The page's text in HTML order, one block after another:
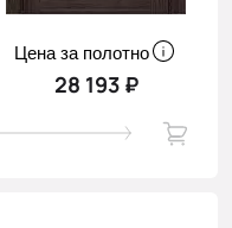
Цена за полотно
28 193 ₽